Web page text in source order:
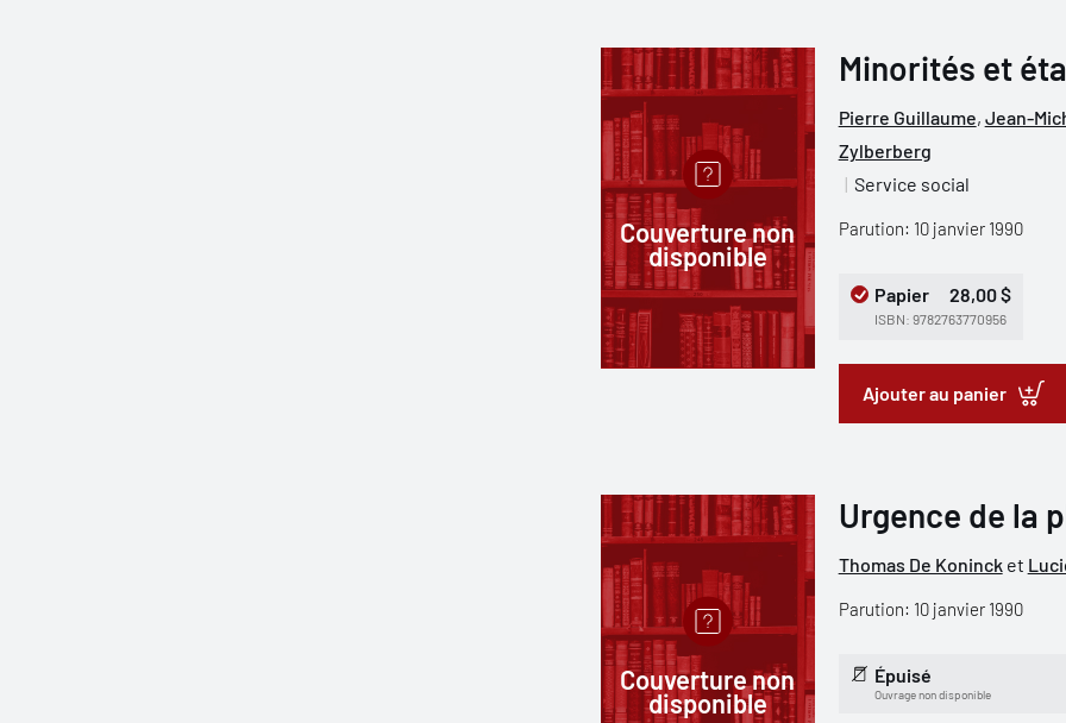
Couverture non
disponible
Minorités et
Pierre Guillaume, Jean-
Zylberberg
Service social
Parution: 10 janvier 1990
Papier 28,00 $
ISBN: 9782763770956
Ajouter au panier
Couverture non
disponible
Urgence de la
Thomas De Konincket
Parution: 10 janvier 1990
Épuisé
Ouvrage non disponible